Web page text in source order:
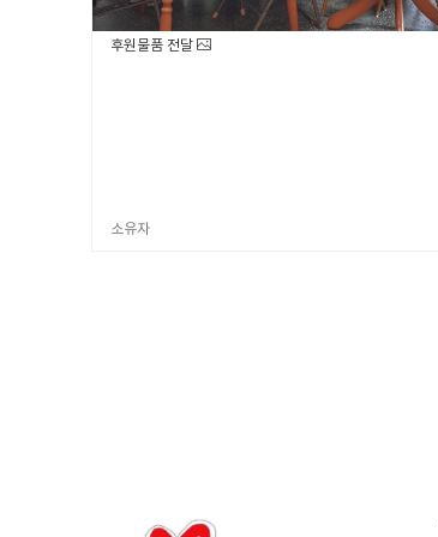
후원물품 전달
소유자